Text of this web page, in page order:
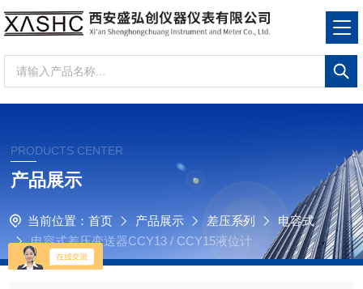
PRODUCTS CENTER
产品展示
当前位置： 首页 产品展示 差压系列
电容式
电容式差压变送器CCY13 / CCY15液位计